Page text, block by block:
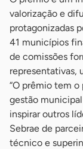
valorização e
protagonizadas
41 municípios
de comissões
representativas,
“O prêmio tem
gestão municipal
inspirar outros
Sebrae de
técnico e